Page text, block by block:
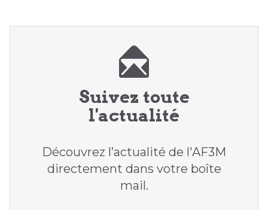
Suivez toute
l'actualité
Découvrez l’actualité de l'AF3M
directement dans votre boîte
mail.